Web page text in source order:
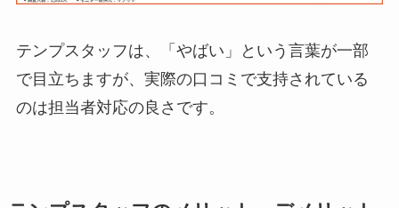
テンプスタッフは、「やばい」という言葉が一部
で目立ちますが、実際の口コミで支持されている
のは担当者対応の良さです。